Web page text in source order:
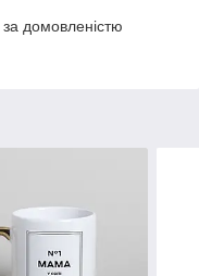
домовленістю